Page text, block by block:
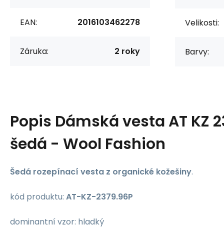
EAN: 2016103462278
Záruka: 2 roky
Velikosti:
Barvy:
Popis Dámská vesta AT KZ
šedá - Wool Fashion
Šedá rozepínací vesta z organické kožešiny.
kód produktu: AT-KZ-2379.96P
dominantní vzor: hladký